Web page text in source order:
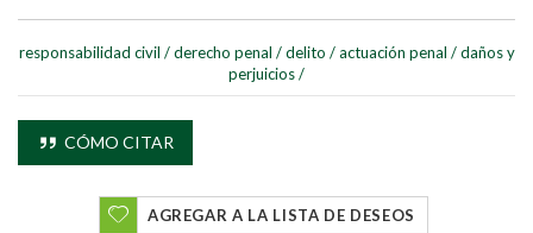
responsabilidad civil / derecho penal / delito / actuación penal / daños y
perjuicios/
CÓMO CITAR
AGREGAR A LA LISTA DE DESEOS